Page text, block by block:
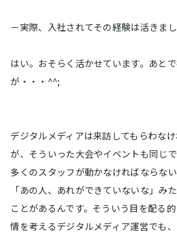
－実際、入社されてその経験は活きま
はい。おそらく活かせています。あと
が・・・^^;
デジタルメディアは来訪してもらわな
が、そういった大会やイベントも同じで
多くのスタッフが動かなければならな
「あの人、あれができていないな」み
ことがあるんです。そういう目を配る
情を考えるデジタルメディア運営でも